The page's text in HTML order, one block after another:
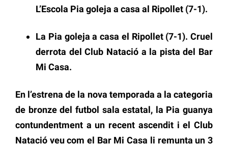
L’Escola Pia goleja a casa al Ripollet (7-1).
La Pia goleja a casa el Ripollet (7-1). Cruel
derrota del Club Natació a la pista del Bar
Mi Casa.
En l’estrena de la nova temporada a la categoria
de bronze del futbol sala estatal, la Pia guanya
contundentment a un recent ascendit i el Club
Natació veu com el Bar Mi Casa li remunta un 3